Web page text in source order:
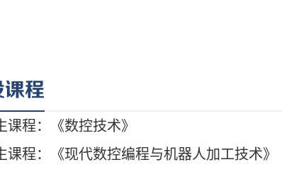
程